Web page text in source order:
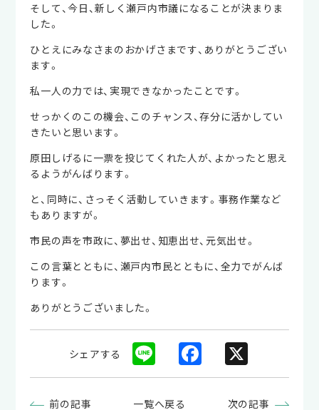
そして、今日、新しく瀬戸内市議になることが決まりま
した。
ひとえにみなさまのおかげさまです、ありがとうござい
ます。
私一人の力では、実現できなかったことです。
せっかくのこの機会、このチャンス、存分に活かしてい
きたいと思います。
原田しげるに一票を投じてくれた人が、よかったと思え
るようがんばります。
と、同時に、さっそく活動していきます。事務作業など
もありますが。
市民の声を市政に、夢出せ、知恵出せ、元気出せ。
この言葉とともに、瀬戸内市民とともに、全力でがんば
ります。
ありがとうございました。
シェアする Li
n
e
F
a
X
前の記事 一覧へ戻る 次の記事